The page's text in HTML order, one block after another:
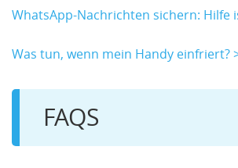
WhatsApp-Nachrichten sichern: Hilfe
Was tun, wenn mein Handy einfriert?
FAQS